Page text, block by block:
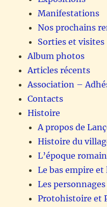
Manifestations
Nos prochains
Sorties et visites
Album photos
Articles récents
Association –
Contacts
Histoire
A propos de
Histoire du
L’époque
Le bas empire
Les
Protohistoire et